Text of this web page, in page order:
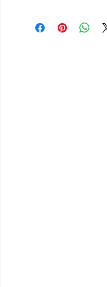
as entregas para